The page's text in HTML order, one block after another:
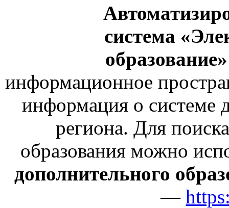
система
информационное
информация о системе
региона. Для
образования можно
дополнительного
—